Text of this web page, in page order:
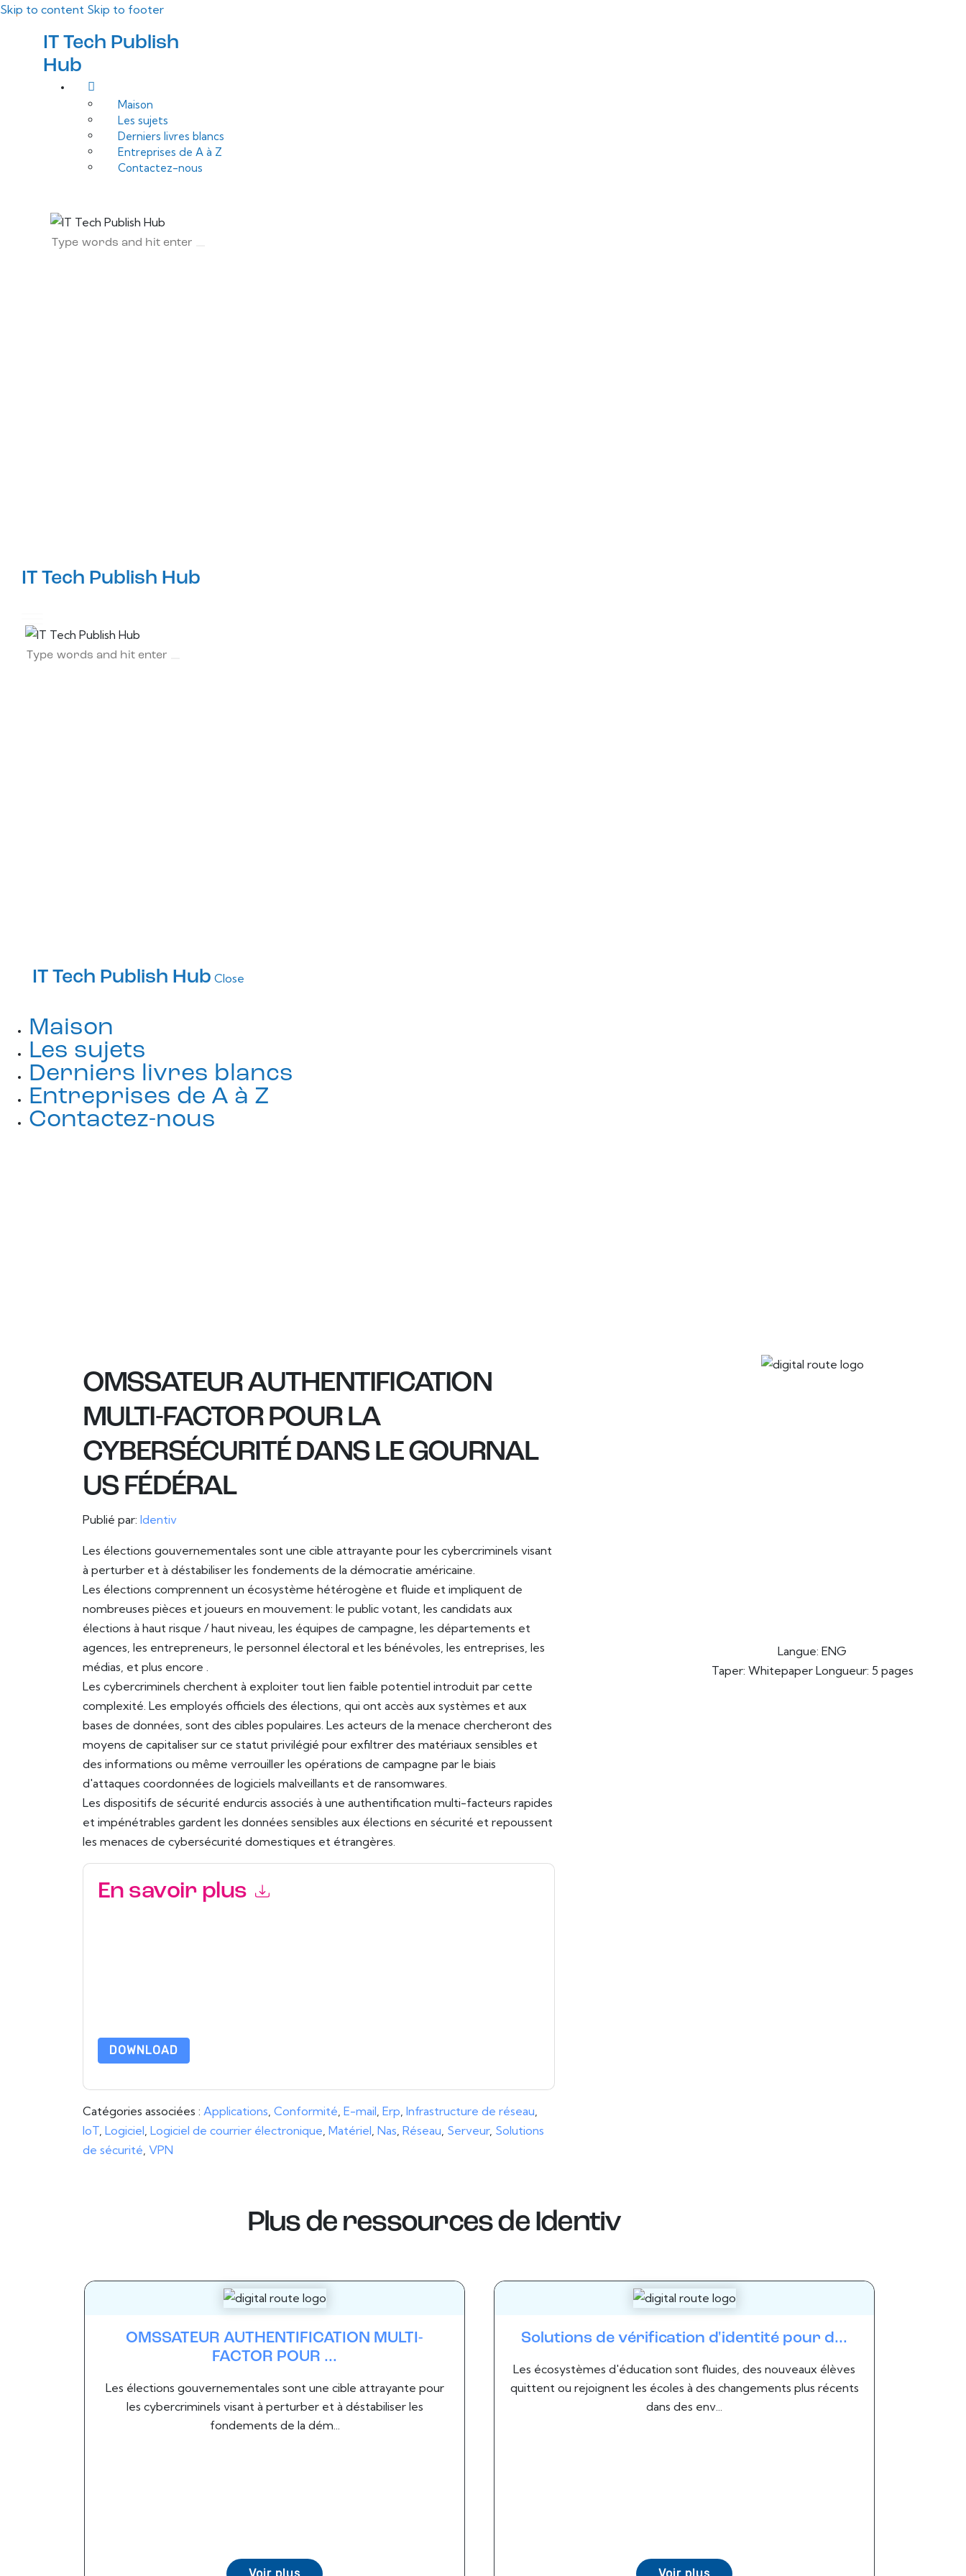
Skip to content Skip to footer
IT Tech Publish
Hub
Maison
Les sujets
Derniers livres blancs
Entreprises de A à Z
Contactez-nous
IT Tech Publish Hub
IT Tech Publish Hub Close
Maison
Les sujets
Derniers livres blancs
Entreprises de A à Z
Contactez-nous
OMSSATEUR AUTHENTIFICATION
MULTI-FACTOR POUR LA
CYBERSÉCURITÉ DANS LE GOURNAL
US FÉDÉRAL
Publié par: Identiv
Les élections gouvernementales sont une cible attrayante pour les cybercriminels visant
à perturber et à déstabiliser les fondements de la démocratie américaine.
Les élections comprennent un écosystème hétérogène et fluide et impliquent de
nombreuses pièces et joueurs en mouvement: le public votant, les candidats aux
élections à haut risque / haut niveau, les équipes de campagne, les départements et
agences, les entrepreneurs, le personnel électoral et les bénévoles, les entreprises, les
médias, et plus encore .
Les cybercriminels cherchent à exploiter tout lien faible potentiel introduit par cette
complexité. Les employés officiels des élections, qui ont accès aux systèmes et aux
bases de données, sont des cibles populaires. Les acteurs de la menace chercheront des
moyens de capitaliser sur ce statut privilégié pour exfiltrer des matériaux sensibles et
des informations ou même verrouiller les opérations de campagne par le biais
d'attaques coordonnées de logiciels malveillants et de ransomwares.
Les dispositifs de sécurité endurcis associés à une authentification multi-facteurs rapides
et impénétrables gardent les données sensibles aux élections en sécurité et repoussent
les menaces de cybersécurité domestiques et étrangères.
En savoir plus
DOWNLOAD
Catégories associées : Applications, Conformité, E-mail, Erp, Infrastructure de réseau,
IoT, Logiciel, Logiciel de courrier électronique, Matériel, Nas, Réseau, Serveur, Solutions
de sécurité, VPN
Langue: ENG
Taper: Whitepaper Longueur: 5 pages
Plus de ressources de Identiv
OMSSATEUR AUTHENTIFICATION MULTI-
FACTOR POUR ...
Les élections gouvernementales sont une cible attrayante pour
les cybercriminels visant à perturber et à déstabiliser les
fondements de la dém...
Solutions de vérification d'identité pour d...
Les écosystèmes d'éducation sont fluides, des nouveaux élèves
quittent ou rejoignent les écoles à des changements plus récents
dans des env...